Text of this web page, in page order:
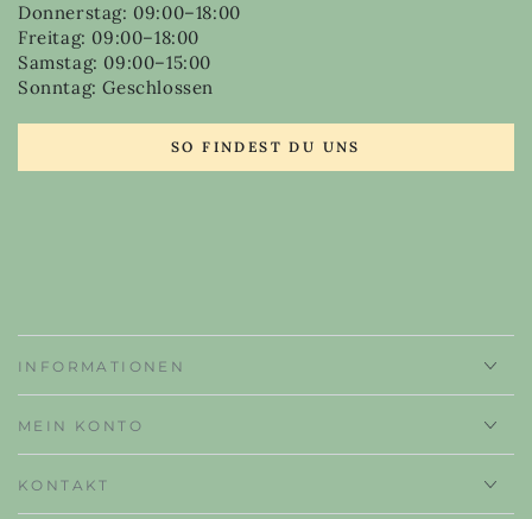
Donnerstag: 09:00–18:00
Freitag: 09:00–18:00
Samstag: 09:00–15:00
Sonntag: Geschlossen
SO FINDEST DU UNS
INFORMATIONEN
MEIN KONTO
KONTAKT